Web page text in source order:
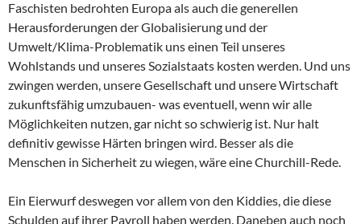
Faschisten bedrohten Europa als auch die generellen
Herausforderungen der Globalisierung und der
Umwelt/Klima-Problematik uns einen Teil unseres
Wohlstands und unseres Sozialstaats kosten werden. Und uns
zwingen werden, unsere Gesellschaft und unsere Wirtschaft
zukunftsfähig umzubauen- was eventuell, wenn wir alle
Möglichkeiten nutzen, gar nicht so schwierig ist. Nur halt
definitiv gewisse Härten bringen wird. Besser als die
Menschen in Sicherheit zu wiegen, wäre eine Churchill-Rede.
Ein Eierwurf deswegen vor allem von den Kiddies, die diese
Schulden auf ihrer Payroll haben werden. Daneben auch noch